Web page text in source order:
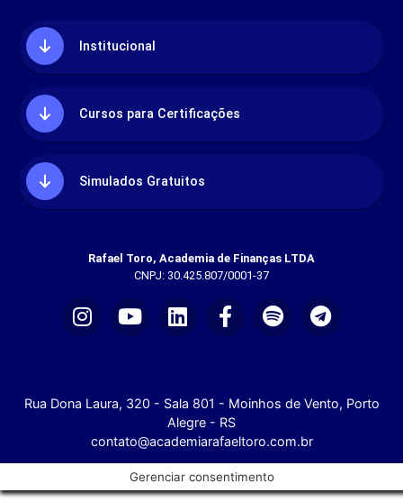
Institucional
Cursos para Certificações
Simulados Gratuitos
Rafael Toro, Academia de Finanças LTDA
CNPJ: 30.425.807/0001-37
Rua Dona Laura, 320 - Sala 801 - Moinhos de Vento, Porto
Alegre - RS
contato@academiarafaeltoro.com.br
Gerenciar consentimento